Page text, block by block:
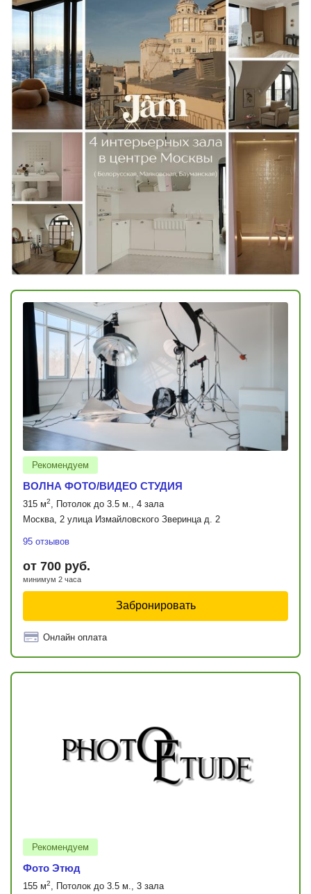
Рекомендуем
ВОЛНА ФОТО/ВИДЕО СТУДИЯ
315 м2, Потолок до 3.5 м., 4 зала
Москва, 2 улица Измайловского Зверинца д. 2
95 отзывов
от 700 руб.
минимум 2 часа
Забронировать
Онлайн оплата
Рекомендуем
Фото Этюд
155 м2, Потолок до 3.5 м., 3 зала